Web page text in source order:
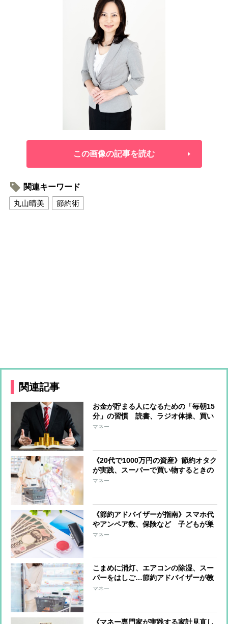
この画像の記事を読む
関連キーワード
丸山晴美
節約術
関連記事
お金が貯まる人になるための「毎朝15
分」の習慣 読書、ラジオ体操、買い
物メモ、レシート整理、掃除…“簡単
マネー
《20代で1000万円の資産》節約オタク
が実践、スーパーで買い物するときの
ルール「買い物を土曜日の週1回の
マネー
《節約アドバイザーが指南》スマホ代
やアンペア数、保険など 子どもが巣
立った後の家計の見直しポイント4つ
マネー
こまめに消灯、エアコンの除湿、スー
パーをはしご…節約アドバイザーが教
える「意味のない」節約術
マネー
《マネー専門家が実践する家計見直し